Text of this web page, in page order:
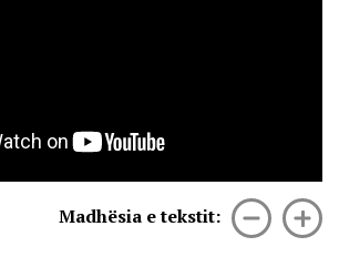
Madhësia e tekstit: